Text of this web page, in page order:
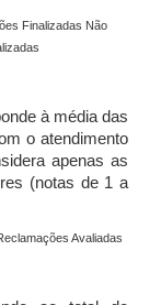
Finalizadas Não
à média das
o atendimento
apenas as
(notas de 1 a
Avaliadas